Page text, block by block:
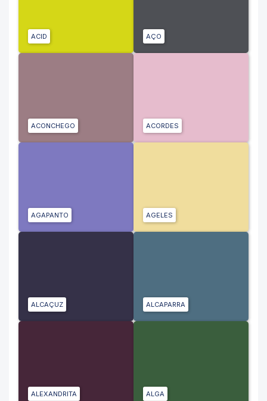
ACID AÇO
ACONCHEGO ACORDES
AGAPANTO AGELES
ALCAÇUZ ALCAPARRA
ALEXANDRITA ALGA